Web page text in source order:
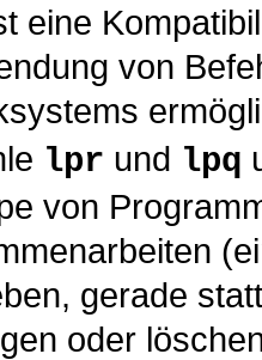
eine
von
lpr und lpq
von
gerade
oder